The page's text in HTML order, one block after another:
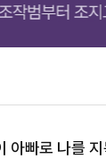
아빠로 나를